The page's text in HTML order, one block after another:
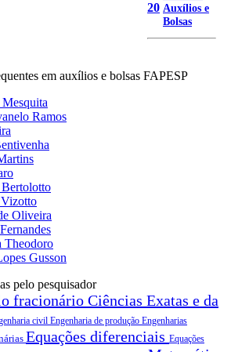
20 Auxílios e
Bolsas
em auxílios e bolsas FAPESP
Ramos
Oliveira
Theodoro
Gusson
pelo pesquisador
fracionário Ciências Exatas e da
civil Engenharia de produção Engenharias
Equações diferenciais Equações